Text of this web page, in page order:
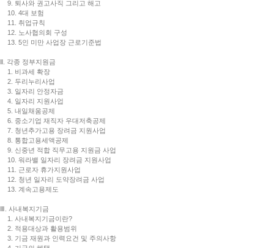
9. 퇴사와 권고사직 그리고 해고
10. 4대 보험
11. 취업규칙
12. 노사협의회 구성
13. 5인 미만 사업장 근로기준법
Ⅱ. 각종 정부지원금
1. 비과세 확장
2. 두리누리사업
3. 일자리 안정자금
4. 일자리 지원사업
5. 내일채움공제
6. 중소기업 재직자 우대저축공제
7. 청년추가고용 장려금 지원사업
8. 통합고용세액공제
9. 신중년 적합 직무고용 지원금 사업
10. 워라밸 일자리 장려금 지원사업
11. 근로자 휴가지원사업
12. 청년 일자리 도약장려금 사업
13. 계속고용제도
Ⅲ. 사내복지기금
1. 사내복지기금이란?
2. 적용대상과 활용범위
3. 기금 재원과 인력요건 및 주의사항